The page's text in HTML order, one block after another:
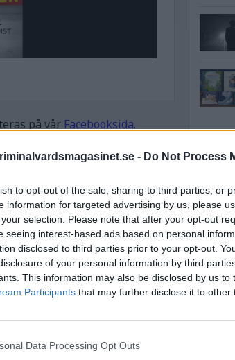
- Do Not Process
to opt-out of the sale, sharing to third parties, or
information for targeted advertising by us, please
selection. Please note that after your opt-out
seeing interest-based ads based on personal
disclosed to third parties prior to your opt-out.
of your personal information by third
This information may also be disclosed by us to
Participants that may further disclose it to other
Data Processing Opt Outs
på vår Facebooksida.